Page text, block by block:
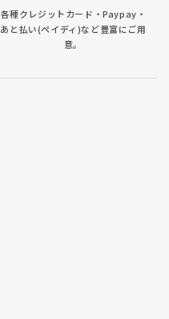
各種クレジットカード・Paypay・
あと払い(ペイディ)など豊富にご用
意。